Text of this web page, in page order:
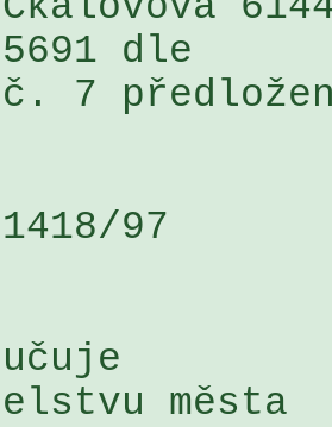
dle
7
města